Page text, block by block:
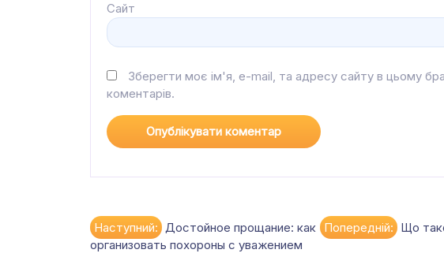
Сайт
Зберегти моє ім'я, e-mail, та адресу сайту в цьому
коментарів.
Навігація
Попередній: Що
Наступний: Достойное прощание: как
организовать похороны с уважением